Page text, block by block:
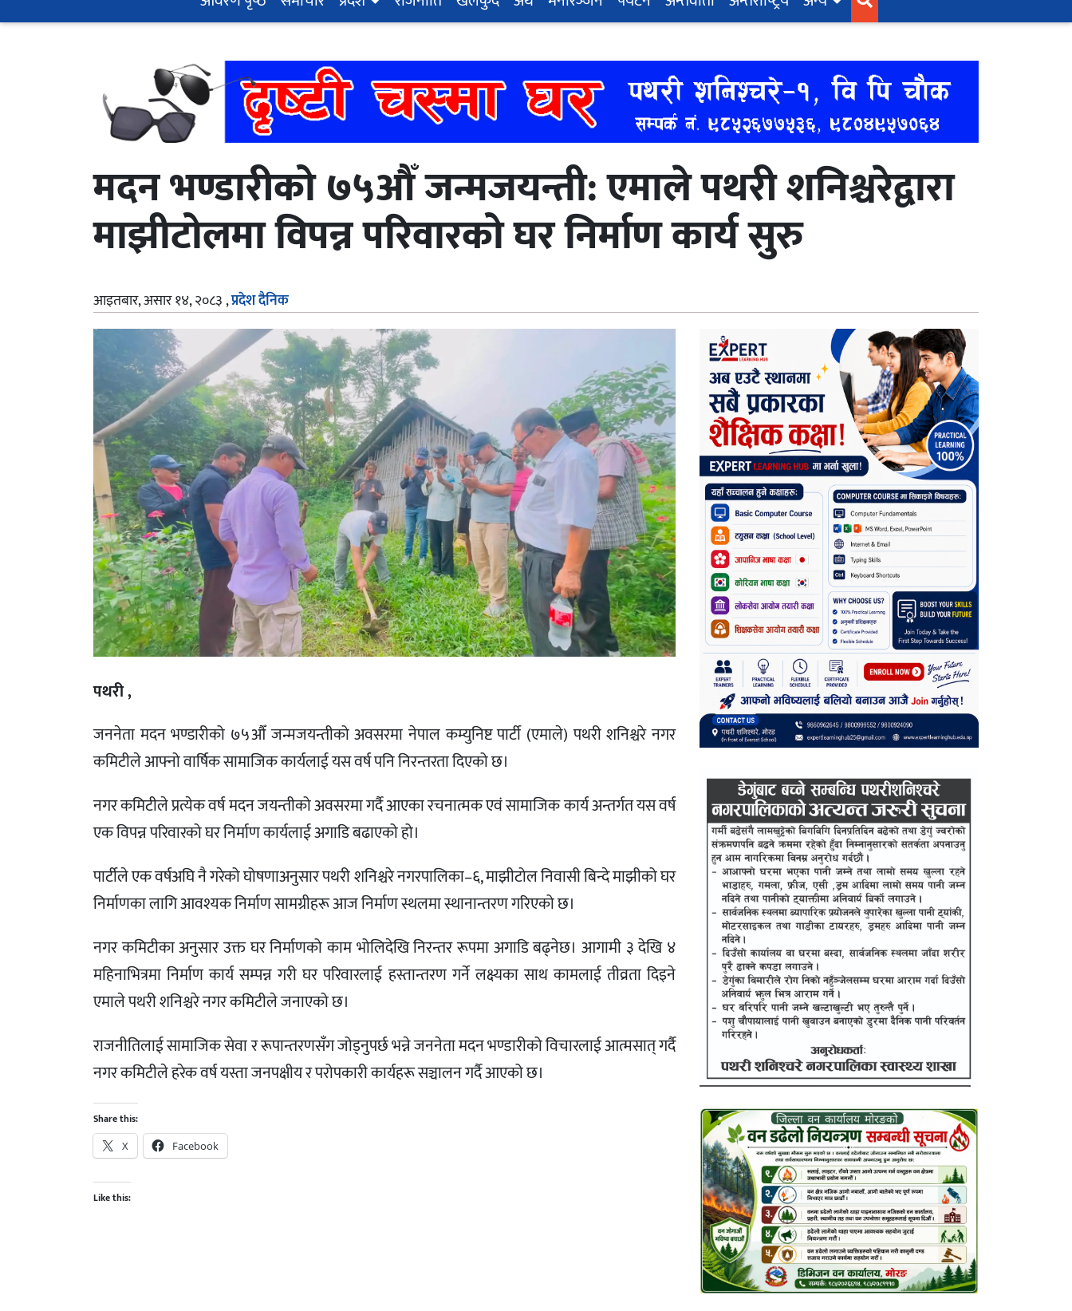
मदन भण्डारीको ७५औँ जन्मजयन्ती: एमाले पथरी शनिश्चरेद्वारा
माझीटोलमा विपन्न परिवारको घर निर्माण कार्य सुरु
आइतबार, असार १४, २०८३ ,प्रदेश दैनिक
पथरी ,
जननेता मदन भण्डारीको ७५औँ जन्मजयन्तीको अवसरमा नेपाल कम्युनिष्ट पार्टी (एमाले) पथरी शनिश्चरे नगर
कमिटीले आफ्नो वार्षिक सामाजिक कार्यलाई यस वर्ष पनि निरन्तरता दिएको छ।
नगर कमिटीले प्रत्येक वर्ष मदन जयन्तीको अवसरमा गर्दै आएका रचनात्मक एवं सामाजिक कार्य अन्तर्गत यस वर्ष
एक विपन्न परिवारको घर निर्माण कार्यलाई अगाडि बढाएको हो।
पार्टीले एक वर्षअघि नै गरेको घोषणाअनुसार पथरी शनिश्चरे नगरपालिका–६, माझीटोल निवासी बिन्दे माझीको घर
निर्माणका लागि आवश्यक निर्माण सामग्रीहरू आज निर्माण स्थलमा स्थानान्तरण गरिएको छ।
नगर कमिटीका अनुसार उक्त घर निर्माणको काम भोलिदेखि निरन्तर रूपमा अगाडि बढ्नेछ। आगामी ३ देखि ४
महिनाभित्रमा निर्माण कार्य सम्पन्न गरी घर परिवारलाई हस्तान्तरण गर्ने लक्ष्यका साथ कामलाई तीव्रता दिइने
एमाले पथरी शनिश्चरे नगर कमिटीले जनाएको छ।
राजनीतिलाई सामाजिक सेवा र रूपान्तरणसँग जोड्नुपर्छ भन्ने जननेता मदन भण्डारीको विचारलाई आत्मसात् गर्दै
नगर कमिटीले हरेक वर्ष यस्ता जनपक्षीय र परोपकारी कार्यहरू सञ्चालन गर्दै आएको छ।
Share this:
X Facebook
Like this: